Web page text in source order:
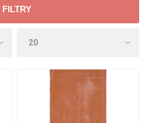
FILTRY